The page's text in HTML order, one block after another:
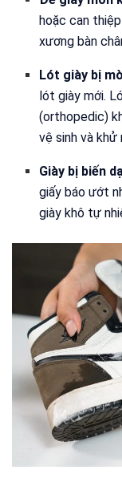
hoặc can
xương bàn
Lót giày bị
lót giày mới.
(orthopedic)
vệ sinh và khử
Giày bị biến
giấy báo ướt
giày khô tự